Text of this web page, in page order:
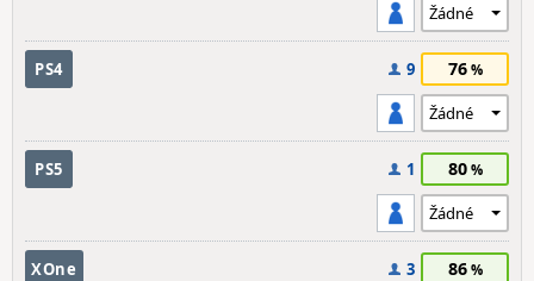
PS4 9 76
PS5 1 80
XOne 3 86